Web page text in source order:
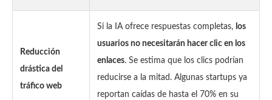
Reducción
drástica del
tráfico web
Si la IA ofrece respuestas completas, los
usuarios no necesitarán hacer clic en los
enlaces. Se estima que los clics podrían
reducirse a la mitad. Algunas startups ya
reportan caídas de hasta el 70% en su